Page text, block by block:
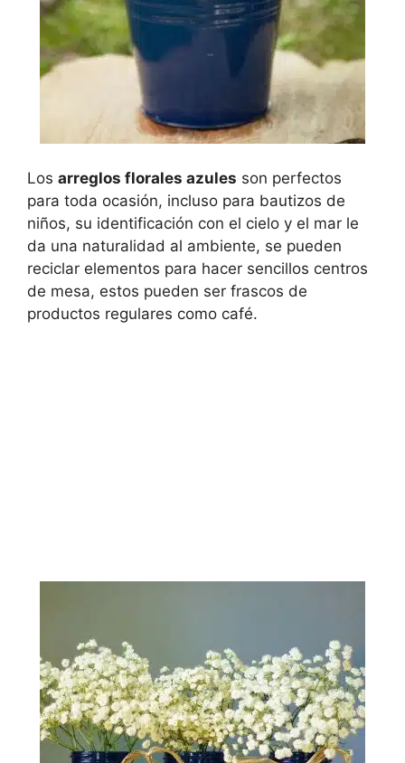
Los arreglos florales azules son perfectos
para toda ocasión, incluso para bautizos de
niños, su identificación con el cielo y el mar le
da una naturalidad al ambiente, se pueden
reciclar elementos para hacer sencillos centros
de mesa, estos pueden ser frascos de
productos regulares como café.